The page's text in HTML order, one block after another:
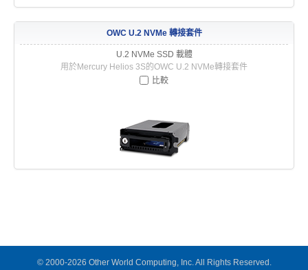
OWC U.2 NVMe 轉接套件
U.2 NVMe SSD 載體
用於Mercury Helios 3S的OWC U.2 NVMe轉接套件
比較
© 2000-2026 Other World Computing, Inc. All Rights Reserved.